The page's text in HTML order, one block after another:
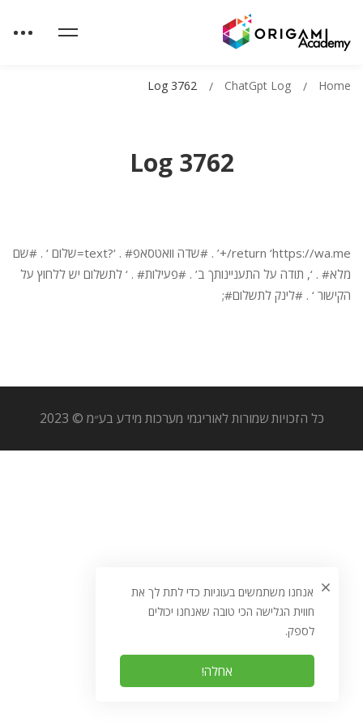
Log 3762
Home
ChatGpt Log
Log 3762
return ‘https://wa.me/+’ . #שדה וואטסאפ# . ‘?text=שלום ‘ . #שם
מלא# . ‘, תודה על התעניינותך ב’ . #פעילות# . ‘ לתשלום יש ללחוץ על
הקישור ‘ . #לינק לתשלום#;
כל הזכויות שמורות לאוריגמי מערכות מידע בע״מ © 2023
אנחנו משתמשים בעוגיות כדי לתת לך את
חווית הגלישה הכי טובה שאנחנו יכולים
לספק.
אחלה!